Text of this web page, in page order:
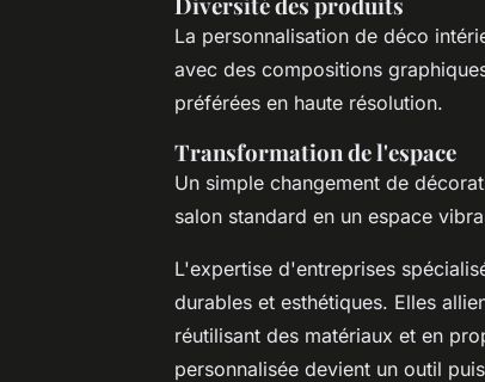
La personnalisation de déco
avec des compositions
préférées en haute résolution.
Transformation de l'espace
Un simple changement de
salon standard en un espace
L'expertise d'entreprises
durables et esthétiques. Elles
réutilisant des matériaux et en
personnalisée devient un outil